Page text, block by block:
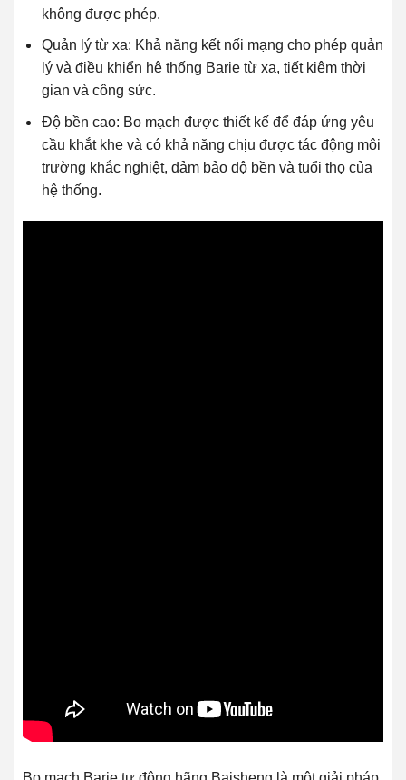
không được phép.
Quản lý từ xa: Khả năng kết nối mạng cho phép quản
lý và điều khiển hệ thống Barie từ xa, tiết kiệm thời
gian và công sức.
Độ bền cao: Bo mạch được thiết kế để đáp ứng yêu
cầu khắt khe và có khả năng chịu được tác động môi
trường khắc nghiệt, đảm bảo độ bền và tuổi thọ của
hệ thống.